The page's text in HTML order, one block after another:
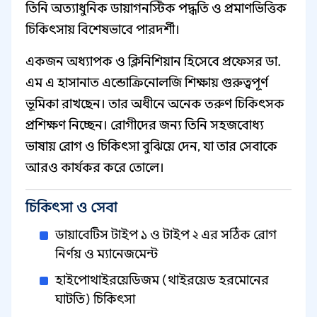
তিনি অত্যাধুনিক ডায়াগনস্টিক পদ্ধতি ও প্রমাণভিত্তিক
চিকিৎসায় বিশেষভাবে পারদর্শী।
একজন অধ্যাপক ও ক্লিনিশিয়ান হিসেবে প্রফেসর ডা.
এম এ হাসানাত এন্ডোক্রিনোলজি শিক্ষায় গুরুত্বপূর্ণ
ভূমিকা রাখছেন। তার অধীনে অনেক তরুণ চিকিৎসক
প্রশিক্ষণ নিচ্ছেন। রোগীদের জন্য তিনি সহজবোধ্য
ভাষায় রোগ ও চিকিৎসা বুঝিয়ে দেন, যা তার সেবাকে
আরও কার্যকর করে তোলে।
চিকিৎসা ও সেবা
ডায়াবেটিস টাইপ ১ ও টাইপ ২ এর সঠিক রোগ
নির্ণয় ও ম্যানেজমেন্ট
হাইপোথাইরয়েডিজম (থাইরয়েড হরমোনের
ঘাটতি) চিকিৎসা